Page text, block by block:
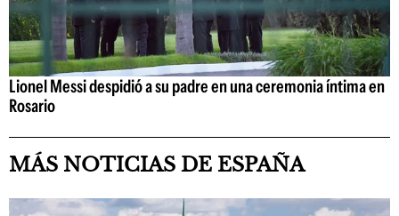
Lionel Messi despidió a su padre en una ceremonia íntima en
Rosario
MÁS NOTICIAS DE ESPAÑA